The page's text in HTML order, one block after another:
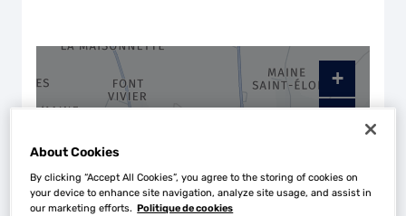
+
About Cookies
By clicking “Accept All Cookies”, you agree to the storing of cookies on
your device to enhance site navigation, analyze site usage, and assist in
our marketing efforts. Politique de cookies